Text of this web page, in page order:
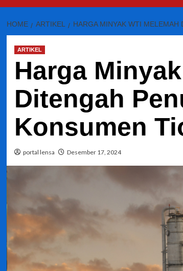
HOME ARTIKEL HARGA MINYAK WTI
ARTIKEL
Harga
Ditengah
Konsumen
portal lensa Desember 17, 2024